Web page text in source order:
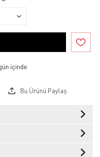
Bu Ürünü Paylaş